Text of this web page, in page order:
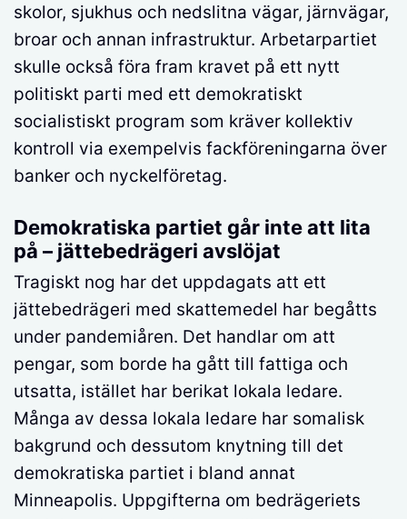
skolor, sjukhus och nedslitna vägar, järnvägar,
broar och annan infrastruktur. Arbetarpartiet
skulle också föra fram kravet på ett nytt
politiskt parti med ett demokratiskt
socialistiskt program som kräver kollektiv
kontroll via exempelvis fackföreningarna över
banker och nyckelföretag.
Demokratiska partiet går inte att lita
på – jättebedrägeri avslöjat
Tragiskt nog har det uppdagats att ett
jättebedrägeri med skattemedel har begåtts
under pandemiåren. Det handlar om att
pengar, som borde ha gått till fattiga och
utsatta, istället har berikat lokala ledare.
Många av dessa lokala ledare har somalisk
bakgrund och dessutom knytning till det
demokratiska partiet i bland annat
Minneapolis. Uppgifterna om bedrägeriets